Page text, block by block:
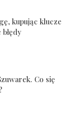
kupując klucze
Co się